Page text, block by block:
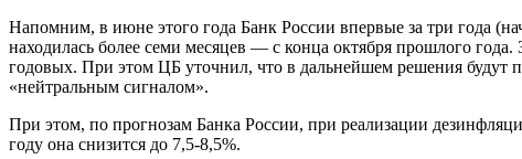
Напомним, в июне этого года Банк России впервые за три года
находилась более семи месяцев — с конца октября прошлого
годовых. При этом ЦБ уточнил, что в дальнейшем решения будут
«нейтральным сигналом».
При этом, по прогнозам Банка России, при реализации
году она снизится до 7,5-8,5%.